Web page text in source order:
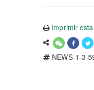
Imprimir
NEWS-1-3-